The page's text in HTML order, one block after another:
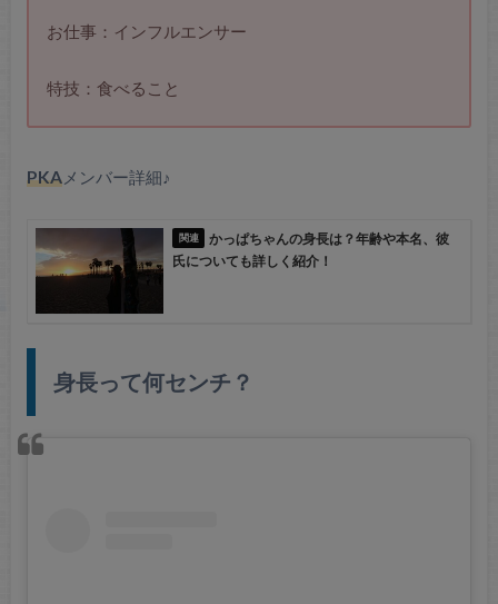
お仕事：インフルエンサー
特技：食べること
PKAメンバー詳細♪
かっぱちゃんの身長は？年齢や本名、彼
氏についても詳しく紹介！
身長って何センチ？